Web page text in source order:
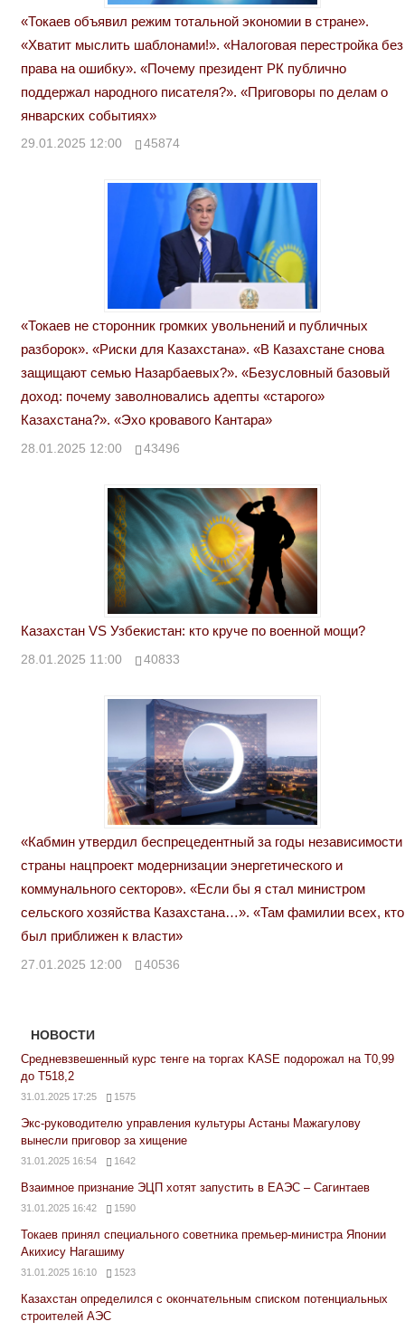
«Токаев объявил режим тотальной экономии в стране».
«Хватит мыслить шаблонами!». «Налоговая перестройка без
права на ошибку». «Почему президент РК публично
поддержал народного писателя?». «Приговоры по делам о
январских событиях»
29.01.2025 12:00 45874
«Токаев не сторонник громких увольнений и публичных
разборок». «Риски для Казахстана». «В Казахстане снова
защищают семью Назарбаевых?». «Безусловный базовый
доход: почему заволновались адепты «старого»
Казахстана?». «Эхо кровавого Кантара»
28.01.2025 12:00 43496
Казахстан VS Узбекистан: кто круче по военной мощи?
28.01.2025 11:00 40833
«Кабмин утвердил беспрецедентный за годы независимости
страны нацпроект модернизации энергетического и
коммунального секторов». «Если бы я стал министром
сельского хозяйства Казахстана…». «Там фамилии всех, кто
был приближен к власти»
27.01.2025 12:00 40536
НОВОСТИ
Средневзвешенный курс тенге на торгах KASE подорожал на Т0,99
до Т518,2
31.01.2025 17:25 1575
Экс-руководителю управления культуры Астаны Мажагулову
вынесли приговор за хищение
31.01.2025 16:54 1642
Взаимное признание ЭЦП хотят запустить в ЕАЭС – Сагинтаев
31.01.2025 16:42 1590
Токаев принял специального советника премьер-министра Японии
Акихису Нагашиму
31.01.2025 16:10 1523
Казахстан определился с окончательным списком потенциальных
строителей АЭС